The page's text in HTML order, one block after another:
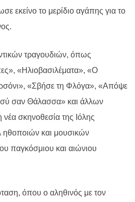
εκείνο το μερίδιο αγάπης για το
τραγουδιών, όπως
«Ηλιοβασιλέματα», «Ο
«Σβήσε τη Φλόγα», «Απόψε
σαν Θάλασσα» και άλλων
σκηνοθεσία της Ιόλης
και μουσικών
παγκόσμιου και αιώνιου
όπου ο αληθινός με τον